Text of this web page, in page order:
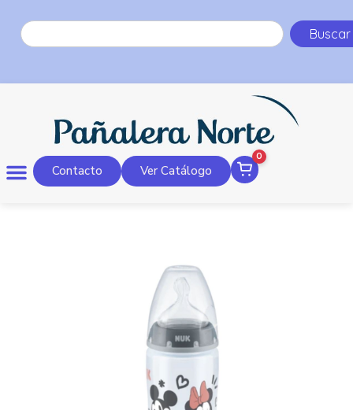
Buscar
Contacto Ver Catálogo
0